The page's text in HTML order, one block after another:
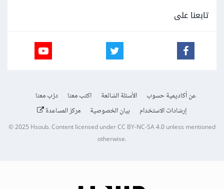
تابعنا على
عن أكاديمية حسوب الأسئلة الشائعة اكتب معنا
درّب معنا
إرشادات الاستخدام
بيان الخصوصية مركز المساعدة
© 2025Hsoub.Content licensed underCC BY-NC-SA 4.0unless mentioned
otherwise.